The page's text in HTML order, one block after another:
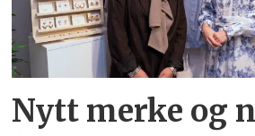
Nytt merke og